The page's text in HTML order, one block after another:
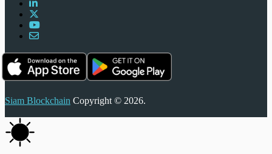
Siam Blockchain Copyright © 2026.